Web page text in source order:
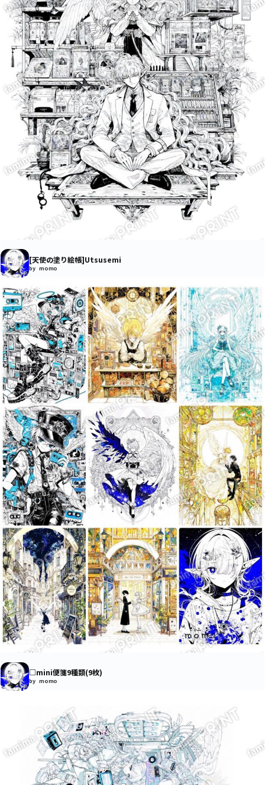
[天使の塗り絵帳]Utsusemi
by momo
□mini便箋9種類(9枚)
by momo